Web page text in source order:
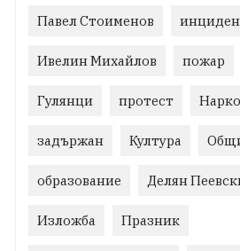
Павел Стоименов
Ивелин Михайлов пожар
Гулянци протест
задържан Култура
образование Делян
Изложба Празник